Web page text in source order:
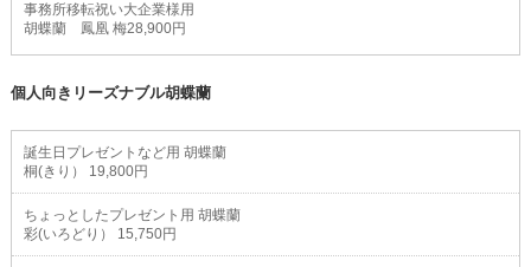
事務所移転祝い大企業様用
胡蝶蘭 鳳凰 梅28,900円
個人向きリーズナブル胡蝶蘭
誕生日プレゼントなど用 胡蝶蘭
桐(きり） 19,800円
ちょっとしたプレゼント用 胡蝶蘭
彩(いろどり） 15,750円